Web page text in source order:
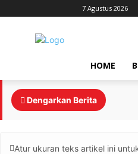
7 Agustus 2026
HOME
Dengarkan Berita
Atur ukuran teks artikel ini